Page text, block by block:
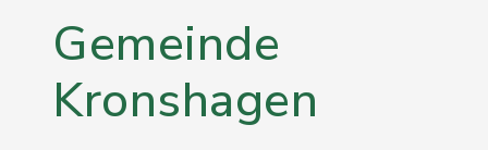
Gemeinde
Kronshagen